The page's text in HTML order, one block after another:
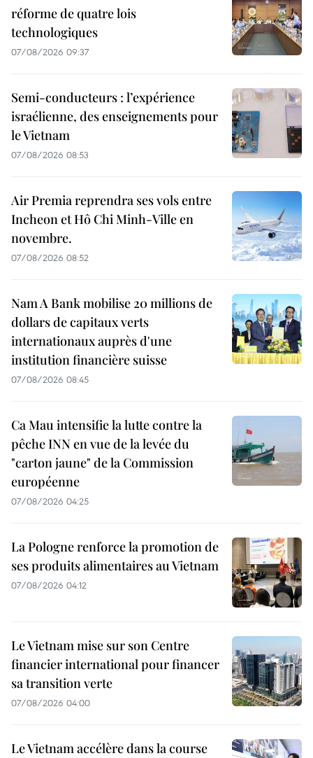
réforme de quatre lois
technologiques
07/08/2026 09:37
Semi-conducteurs : l’expérience
israélienne, des enseignements pour
le Vietnam
07/08/2026 08:53
Air Premia reprendra ses vols entre
Incheon et Hô Chi Minh-Ville en
novembre.
07/08/2026 08:52
Nam A Bank mobilise 20 millions de
dollars de capitaux verts
internationaux auprès d'une
institution financière suisse
07/08/2026 08:45
Ca Mau intensifie la lutte contre la
pêche INN en vue de la levée du
"carton jaune" de la Commission
européenne
07/08/2026 04:25
La Pologne renforce la promotion de
ses produits alimentaires au Vietnam
07/08/2026 04:12
Le Vietnam mise sur son Centre
financier international pour financer
sa transition verte
07/08/2026 04:00
Le Vietnam accélère dans la course